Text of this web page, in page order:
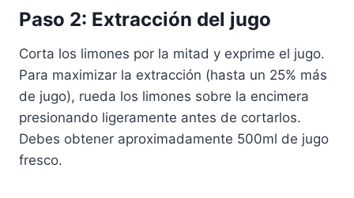
Paso 2: Extracción del jugo
Corta los limones por la mitad y exprime el jugo.
Para maximizar la extracción (hasta un 25% más
de jugo), rueda los limones sobre la encimera
presionando ligeramente antes de cortarlos.
Debes obtener aproximadamente 500ml de jugo
fresco.